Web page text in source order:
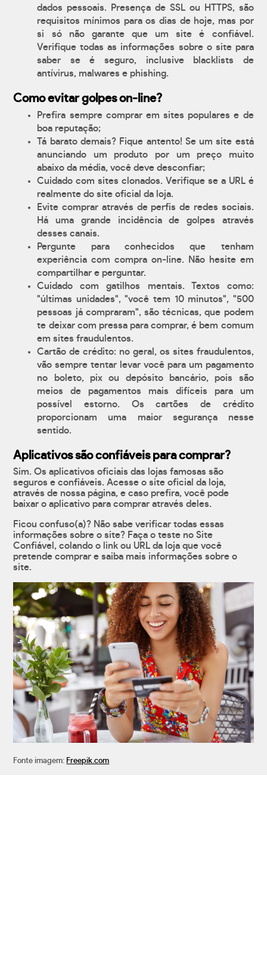
dados pessoais. Presença de SSL ou HTTPS, são
requisitos mínimos para os dias de hoje, mas por
si só não garante que um site é confiável.
Verifique todas as informações sobre o site para
saber se é seguro, inclusive blacklists de
antívirus, malwares e phishing.
Como evitar golpes on-line?
Prefira sempre comprar em sites populares e de
boa reputação;
Tá barato demais? Fique antento! Se um site está
anunciando um produto por um preço muito
abaixo da média, você deve desconfiar;
Cuidado com sites clonados. Verifique se a URL é
realmente do site oficial da loja.
Evite comprar através de perfis de redes sociais.
Há uma grande incidência de golpes através
desses canais.
Pergunte para conhecidos que tenham
experiência com compra on-line. Não hesite em
compartilhar e perguntar.
Cuidado com gatilhos mentais. Textos como:
"últimas unidades", "você tem 10 minutos", "500
pessoas já compraram", são técnicas, que podem
te deixar com pressa para comprar, é bem comum
em sites fraudulentos.
Cartão de crédito: no geral, os sites fraudulentos,
vão sempre tentar levar você para um pagamento
no boleto, pix ou depósito bancário, pois são
meios de pagamentos mais difíceis para um
possível estorno. Os cartões de crédito
proporcionam uma maior segurança nesse
sentido.
Aplicativos são confiáveis para comprar?
Sim. Os aplicativos oficiais das lojas famosas são
seguros e confiáveis. Acesse o site oficial da loja,
através de nossa página, e caso prefira, você pode
baixar o aplicativo para comprar através deles.
Ficou confuso(a)? Não sabe verificar todas essas
informações sobre o site? Faça o teste no Site
Confiável, colando o link ou URL da loja que você
pretende comprar e saiba mais informações sobre o
site.
Fonte imagem: Freepik.com